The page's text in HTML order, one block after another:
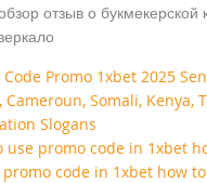
отзыв о букмекерской
Code Promo 1xbet 2025
Cameroun, Somali, Kenya,
Slogans
use promo code in 1xbet
code in 1xbet how